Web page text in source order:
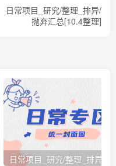
日常项目_研究/整理_排异/
抛弃汇总[10.4整理]